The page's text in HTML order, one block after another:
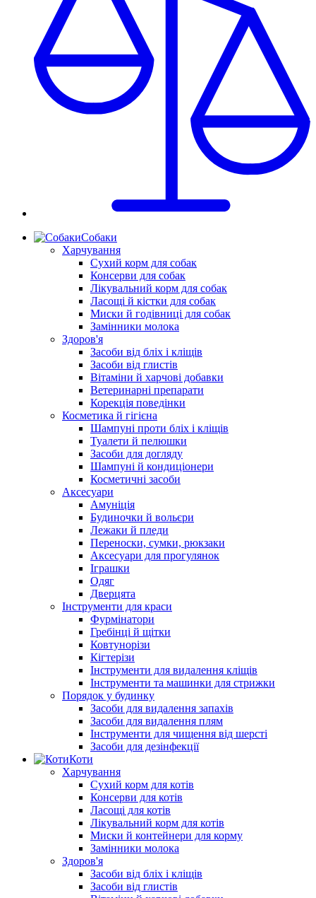
Собаки
Харчування
Сухий корм для собак
Консерви для собак
Лікувальний корм для собак
Ласощі й кістки для собак
Миски й годівниці для собак
Замінники молока
Здоров'я
Засоби від бліх і кліщів
Засоби від глистів
Вітаміни й харчові добавки
Ветеринарні препарати
Корекція поведінки
Косметика й гігієна
Шампуні проти бліх і кліщів
Туалети й пелюшки
Засоби для догляду
Шампуні й кондиціонери
Косметичні засоби
Аксесуари
Амуніція
Будиночки й вольєри
Лежаки й пледи
Переноски, сумки, рюкзаки
Аксесуари для прогулянок
Іграшки
Одяг
Дверцята
Інструменти для краси
Фурмінатори
Гребінці й щітки
Ковтунорізи
Кігтерізи
Інструменти для видалення кліщів
Інструменти та машинки для стрижки
Порядок у будинку
Засоби для видалення запахів
Засоби для видалення плям
Інструменти для чищення від шерсті
Засоби для дезінфекції
Коти
Харчування
Сухий корм для котів
Консерви для котів
Ласощі для котів
Лікувальний корм для котів
Миски й контейнери для корму
Замінники молока
Здоров'я
Засоби від бліх і кліщів
Засоби від глистів